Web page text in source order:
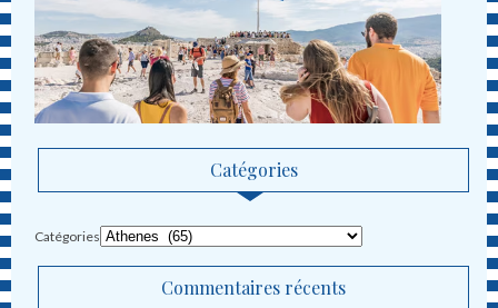
Catégories
Catégories
Commentaires récents